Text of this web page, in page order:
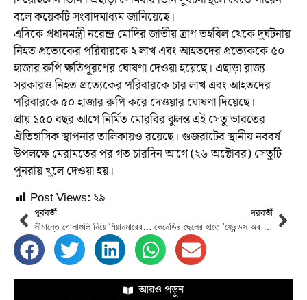
বলে কয়েকটি সংবাদমাধ্যম জানিয়েছে।
এদিকে প্রধানমন্ত্রী নরেন্দ্র মোদির জাতীয় ত্রাণ তহবিল থেকে দুর্ঘটনায়
নিহত প্রত্যেকের পরিবারকে ২ লাখ এবং আহতদের প্রত্যেককে ৫০
হাজার রুপি ক্ষতিপূরণের ঘোষণা দেওয়া হয়েছে। এছাড়া রাজ্য
সরকারও নিহত প্রত্যেকের পরিবারকে চার লাখ এবং আহতদের
পরিবারকে ৫০ হাজার রুপি করে দেওয়ার ঘোষণা দিয়েছে।
প্রায় ১৫০ বছর আগে নির্মিত মোরবির ঝুলন্ত এই সেতু ভারতের
ঐতিহাসিক স্থাপনার তালিকায়ও রয়েছে। গুজরাটের স্থানীয় নববর্ষ
উপলক্ষে মেরামতের পর গত চারদিন আগে (২৬ অক্টোবর) সেতুটি
পুনরায় খুলে দেওয়া হয়।
Post Views: ২৯
পূর্ববর্তী
সীমান্তে গোলাগুলি নিয়ে মিয়ানমারের দুঃখ প্রকাশ
পরবর্তী
কেনেডির ছেলের হাতে ‘ফ্রেন্ডস অব লিবারেশন ওয়ার অনার’ সম্মাননা তুলে দিলেন প্রধানমন্ত্রী
আরও পড়ুন